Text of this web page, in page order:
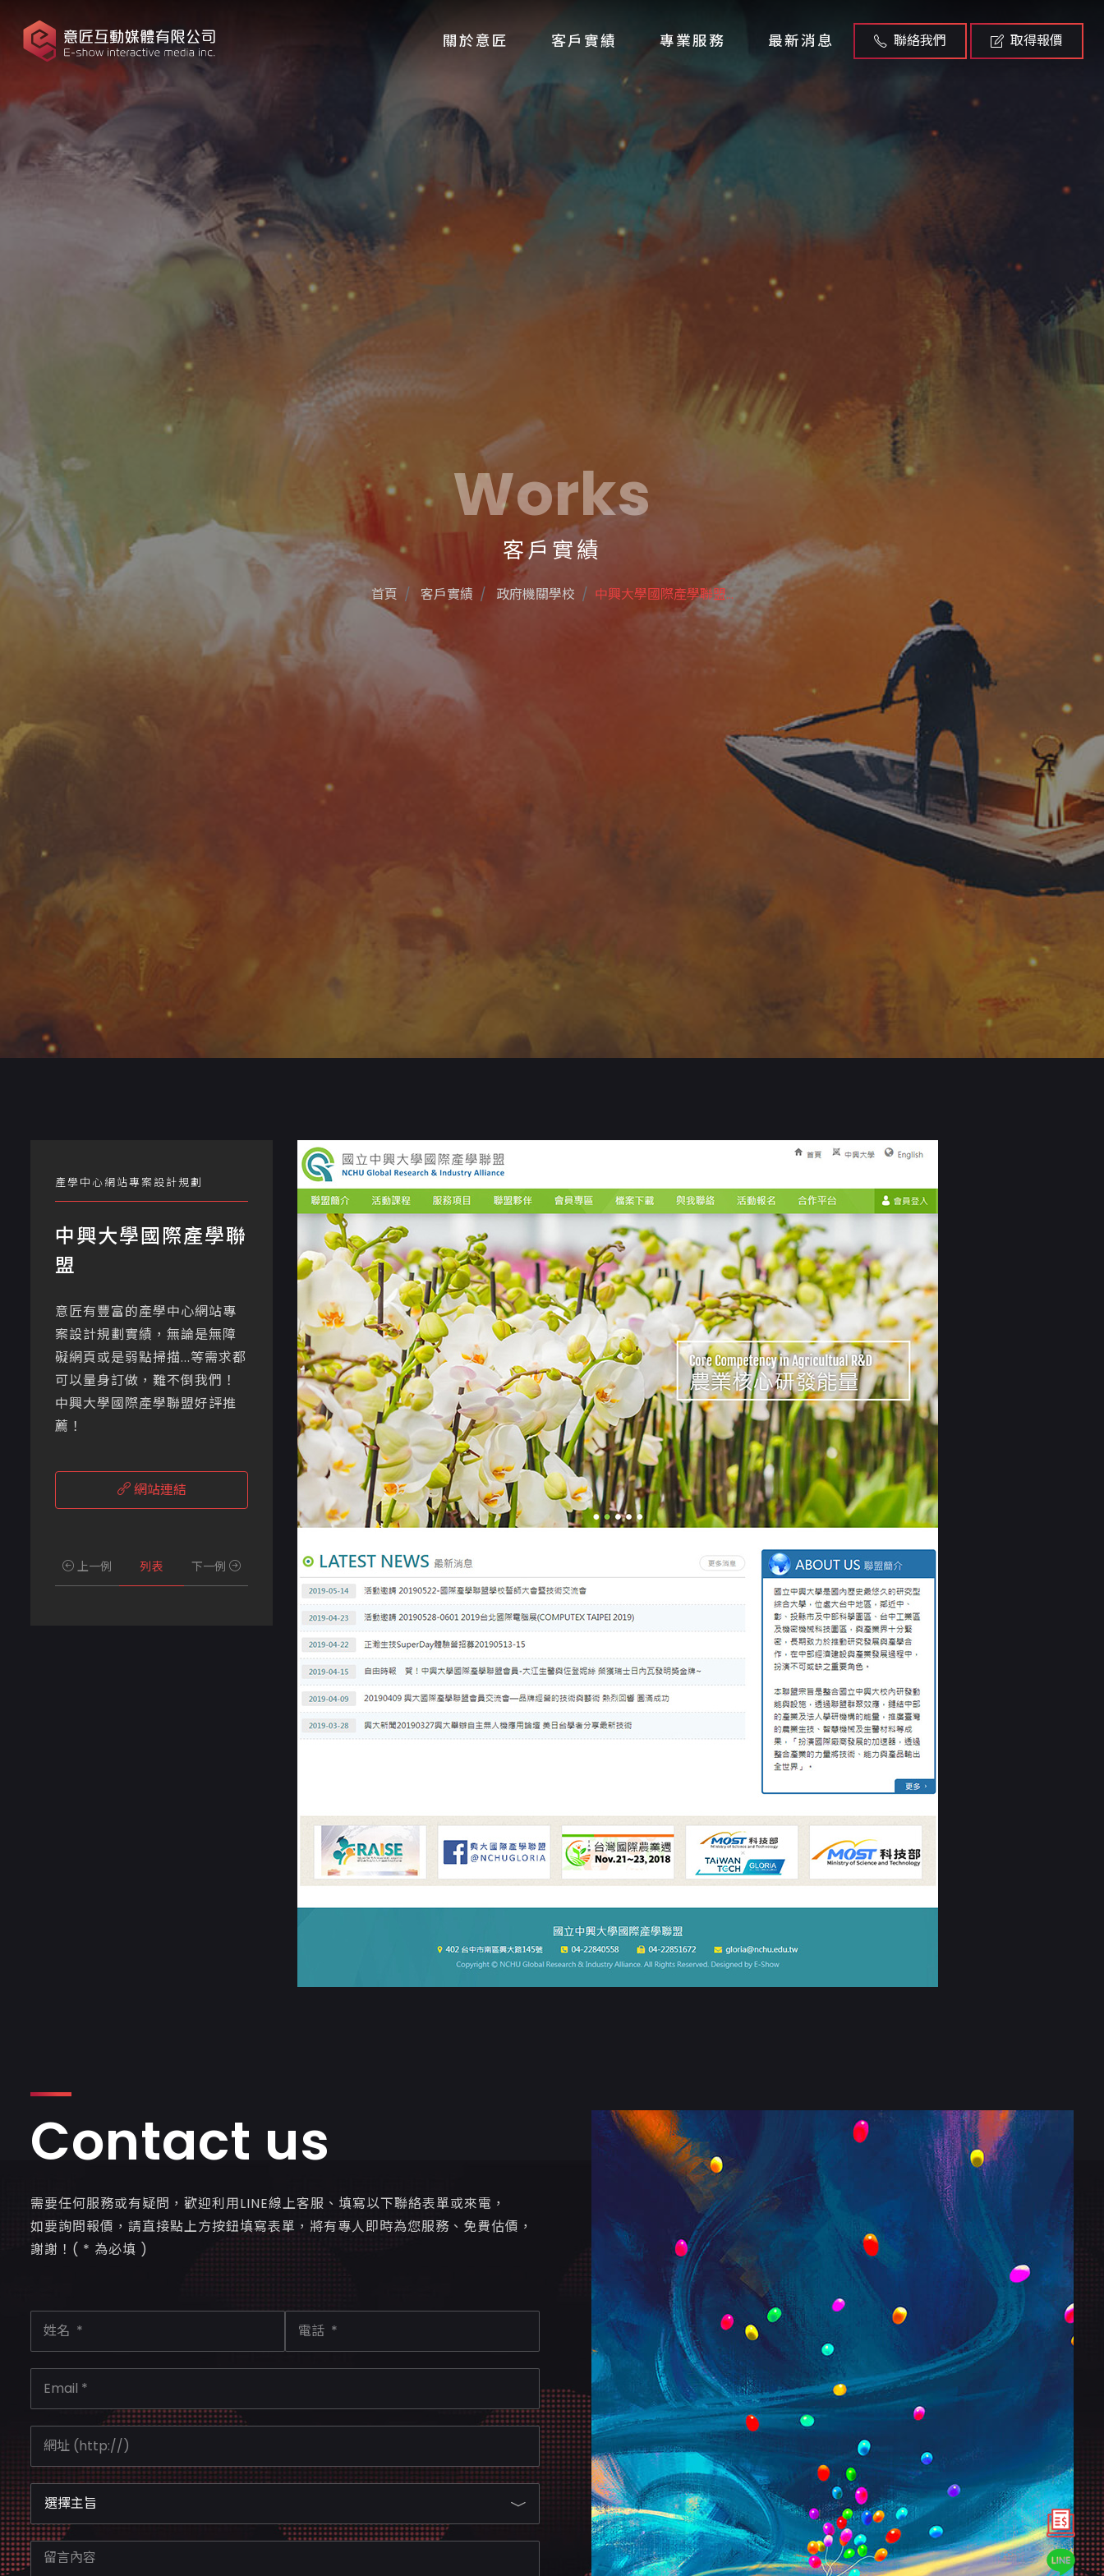
關於意匠 客戶實績 專業服務 最新消息 聯絡我們 取得報價
Works
客戶實績
首頁 客戶實績 政府機關學校 中興大學國際產學聯盟...
產學中心網站專案設計規劃
中興大學國際產學聯
盟
意匠有豐富的產學中心網站專
案設計規劃實績，無論是無障
礙網頁或是弱點掃描...等需求都
可以量身訂做，難不倒我們！
中興大學國際產學聯盟好評推
薦！
網站連結
上一例 列表 下一例
Contact us
需要任何服務或有疑問，歡迎利用LINE線上客服、填寫以下聯絡表單或來電，
如要詢問報價，請直接點上方按鈕填寫表單，將有專人即時為您服務、免費估價，
謝謝！( * 為必填 )